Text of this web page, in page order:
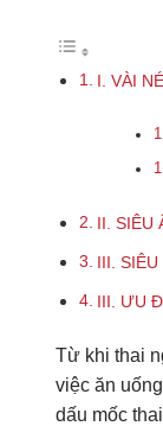
I. VÀI
II. SIÊU
III.
III. ƯU
Từ khi thai
việc ăn
dấu mốc